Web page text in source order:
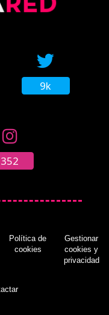
9k
352
Política de
cookies
Gestionar
cookies y
privacidad